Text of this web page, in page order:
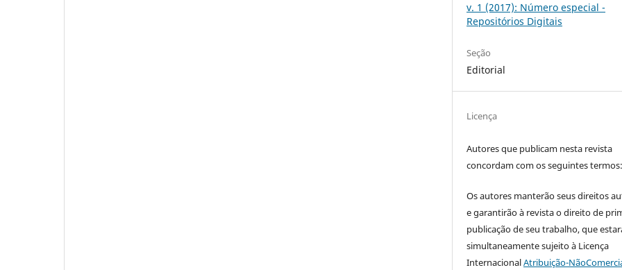
v. 1 (2017): Número especial -
Repositórios Digitais
Seção
Editorial
Licença
Autores que publicam nesta revista
concordam com os seguintes termos:
Os autores manterão seus direitos
e garantirão à revista o direito de
publicação de seu trabalho, que
simultaneamente sujeito à Licença
InternacionalAtribuição-